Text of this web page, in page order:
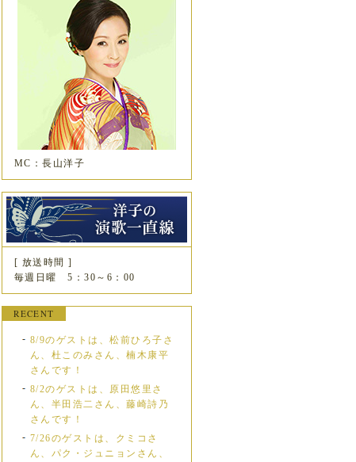
MC：長山洋子
[ 放送時間 ]
毎週日曜 5：30～6：00
RECENT
8/9のゲストは、松前ひろ子さ
ん、杜このみさん、楠木康平
さんです！
8/2のゲストは、原田悠里さ
ん、半田浩二さん、藤崎詩乃
さんです！
7/26のゲストは、クミコさ
ん、パク・ジュニョンさん、